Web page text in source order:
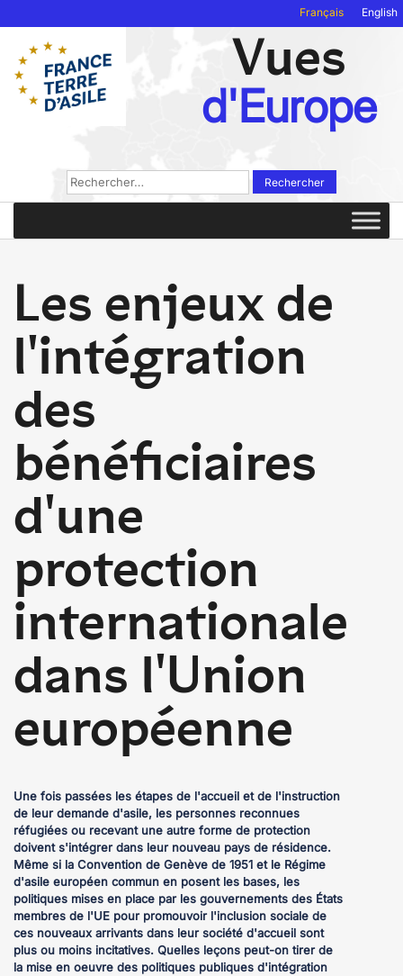
Français English
Vues
d'Europe
Rechercher :
Les enjeux de
l'intégration
des
bénéficiaires
d'une
protection
internationale
dans l'Union
européenne
Une fois passées les étapes de l'accueil et de l'instruction
de leur demande d'asile, les personnes reconnues
réfugiées ou recevant une autre forme de protection
doivent s'intégrer dans leur nouveau pays de résidence.
Même si la Convention de Genève de 1951 et le Régime
d'asile européen commun en posent les bases, les
politiques mises en place par les gouvernements des États
membres de l'UE pour promouvoir l'inclusion sociale de
ces nouveaux arrivants dans leur société d'accueil sont
plus ou moins incitatives. Quelles leçons peut-on tirer de
la mise en oeuvre des politiques publiques d'intégration